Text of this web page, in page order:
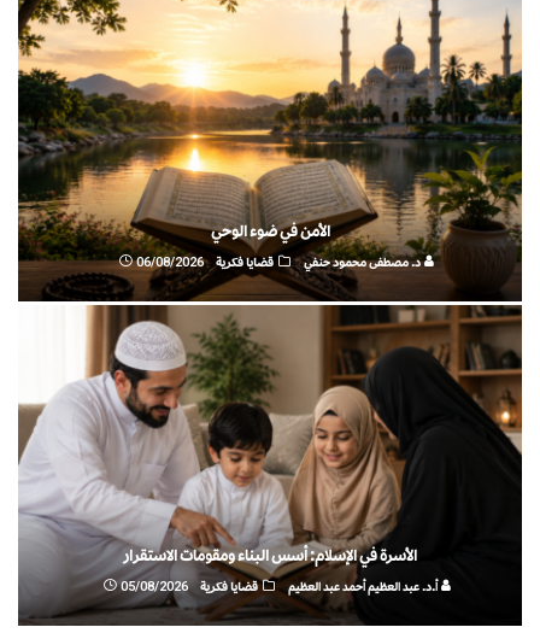
الأمن في ضوء الوحي
د. مصطفى محمود حنفي قضايا فكرية 06/08/2026
الأسرة في الإسلام: أسس البناء ومقومات الاستقرار
أ.د. عبد العظيم أحمد عبد العظيم قضايا فكرية 05/08/2026